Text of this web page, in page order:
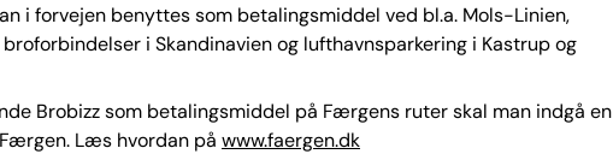
i forvejen benyttes som betalingsmiddel ved bl.a. Mols-Linien,
i Skandinavien og lufthavnsparkering i Kastrup og
Brobizz som betalingsmiddel på Færgens ruter skal man indgå en
Læs hvordan på www.faergen.dk